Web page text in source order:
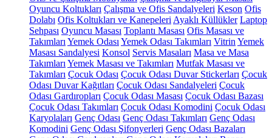
Oyuncu Koltukları Çalışma ve Ofis Sandalyeleri Keson Ofis
Dolabı Ofis Koltukları ve Kanepeleri Ayaklı Küllükler Laptop
Sehpası Oyuncu Masası Toplantı Masası Ofis Masası ve
Takımları Yemek Odası Yemek Odası Takımları Vitrin Yemek
Masası Sandalyesi Konsol Servis Masaları Masa ve Masa
Takımları Yemek Masası ve Takımları Mutfak Masası ve
Takımları Çocuk Odası Çocuk Odası Duvar Stickerları Çocuk
Odası Duvar Kağıtları Çocuk Odası Sandalyeleri Çocuk
Odası Gardıropları Çocuk Odası Masası Çocuk Odası Bazası
Çocuk Odası Takımları Çocuk Odası Komodini Çocuk Odası
Karyolaları Genç Odası Genç Odası Takımları Genç Odası
Komodini Genç Odası Şifonyerleri Genç Odası Bazaları